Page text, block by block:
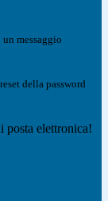
messaggio
della password
posta elettronica!